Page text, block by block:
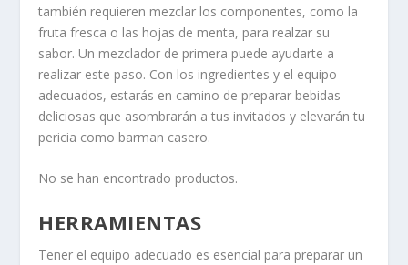
también requieren mezclar los componentes, como la
fruta fresca o las hojas de menta, para realzar su
sabor. Un mezclador de primera puede ayudarte a
realizar este paso. Con los ingredientes y el equipo
adecuados, estarás en camino de preparar bebidas
deliciosas que asombrarán a tus invitados y elevarán tu
pericia como barman casero.
No se han encontrado productos.
HERRAMIENTAS
Tener el equipo adecuado es esencial para preparar un